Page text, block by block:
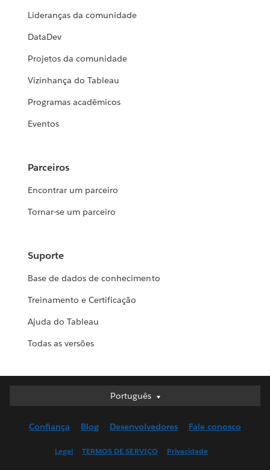
Lideranças da comunidade
DataDev
Projetos da comunidade
Vizinhança do Tableau
Programas acadêmicos
Eventos
Parceiros
Encontrar um parceiro
Tornar-se um parceiro
Suporte
Base de dados de conhecimento
Treinamento e Certificação
Ajuda do Tableau
Todas as versões
Português
Português
English (UK)
Confiança Blog Desenvolvedores Fale conosco
Legal TERMOS DE SERVIÇO Privacidade